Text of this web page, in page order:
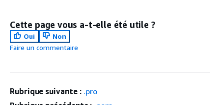
Cette page vous a-t-elle été utile ?
Oui
Non
Faire un commentaire
Rubrique suivante : .pro